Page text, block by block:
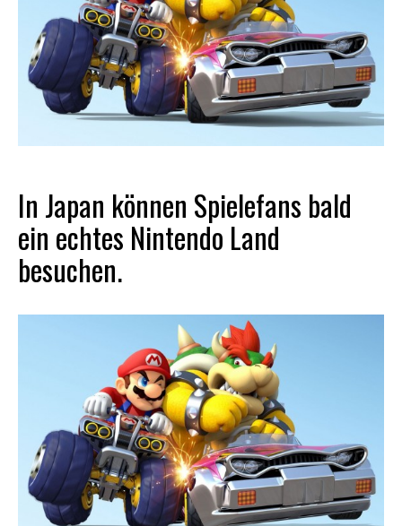
In Japan können Spielefans bald
ein echtes Nintendo Land
besuchen.